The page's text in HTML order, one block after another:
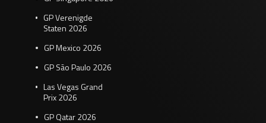
GP Verenigde
Staten 2026
GP Mexico 2026
GP São Paulo 2026
Las Vegas Grand
Prix 2026
GP Qatar 2026